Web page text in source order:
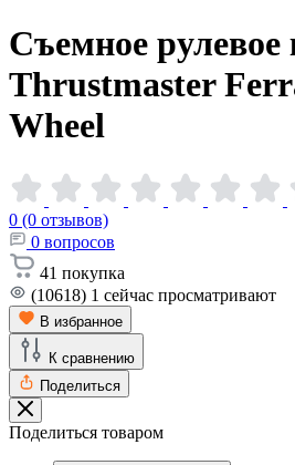
Съемное рулевое
Thrustmaster
Wheel
0 (0 отзывов)
0 вопросов
41 покупка
(10618) 1 сейчас просматривают
В избранное
К сравнению
Поделиться
Поделиться товаром